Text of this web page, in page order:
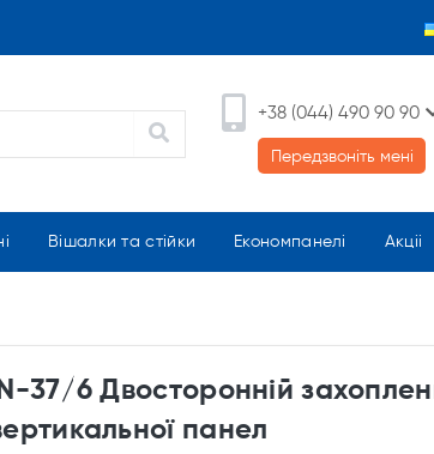
+38 (044) 490 90 90
Передзвоніть мені
Вішалки та стійки Економпанелі Акціі
37/6 Двосторонній
панел